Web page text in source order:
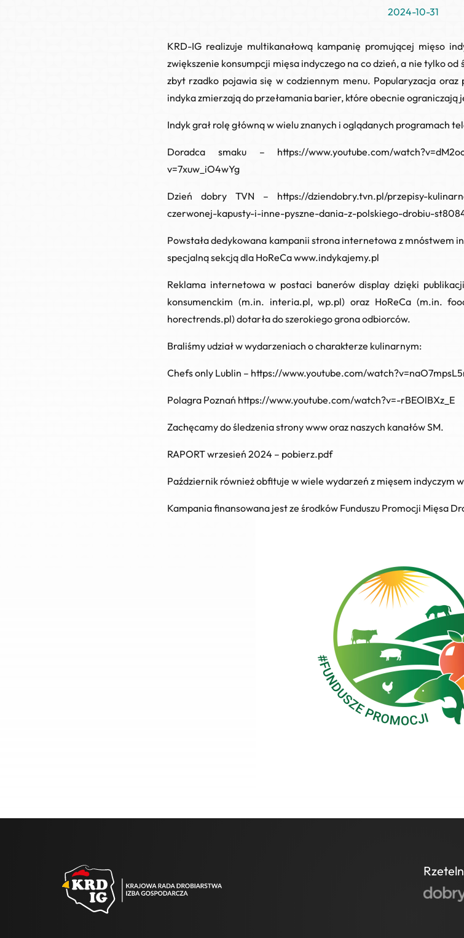
2024-10-31
KRD-IG realizuje multikanałową kampanię promującej mięso
zwiększenie konsumpcji mięsa indyczego na co dzień, a nie tylko
zbyt rzadko pojawia się w codziennym menu. Popularyzacja
indyka zmierzają do przełamania barier, które obecnie ograniczają
Indyk grał rolę główną w wielu znanych i oglądanych programach
Doradca smaku– https://www.youtube.com/
v=7xuw_iO4wYg
Dzień dobry TVN – https://dziendobry.tvn.pl/przepisy-
czerwonej-kapusty-i-inne-pyszne-dania-z-polskiego-drobiu-
Powstała dedykowana kampanii strona internetowa z mnóstwem
specjalną sekcją dla HoReCawww.indykajemy.pl
Reklama internetowaw postaci banerów display dzięki
konsumenckim (m.in. interia.pl, wp.pl) oraz HoReCa (m.in.
horectrends.pl) dotarła do szerokiego grona odbiorców.
Braliśmy udział w wydarzeniach o charakterze kulinarnym:
Chefs only Lublin – https://www.youtube.com/
Polagra Poznań https://www.youtube.com/watch?v=-rBEOlBXz_E
Zachęcamy do śledzenia strony www oraz naszych kanałów SM.
RAPORT wrzesień 2024 – pobierz.pdf
Październik również obfituje w wiele wydarzeń z mięsem indyczym
Kampania finansowana jest ze środków Funduszu Promocji Mięsa